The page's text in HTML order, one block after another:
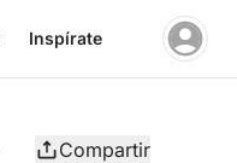
Inspírate
Compartir